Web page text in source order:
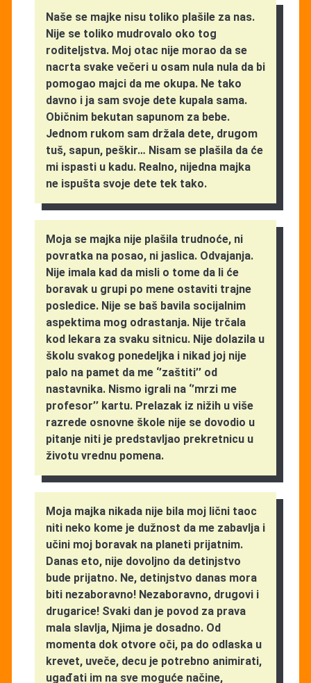
Naše se majke nisu toliko plašile za nas.
Nije se toliko mudrovalo oko tog
roditeljstva. Moj otac nije morao da se
nacrta svake večeri u osam nula nula da bi
pomogao majci da me okupa. Ne tako
davno i ja sam svoje dete kupala sama.
Običnim bekutan sapunom za bebe.
Jednom rukom sam držala dete, drugom
tuš, sapun, peškir… Nisam se plašila da će
mi ispasti u kadu. Realno, nijedna majka
ne ispušta svoje dete tek tako.
Moja se majka nije plašila trudnoće, ni
povratka na posao, ni jaslica. Odvajanja.
Nije imala kad da misli o tome da li će
boravak u grupi po mene ostaviti trajne
posledice. Nije se baš bavila socijalnim
aspektima mog odrastanja. Nije trčala
kod lekara za svaku sitnicu. Nije dolazila u
školu svakog ponedeljka i nikad joj nije
palo na pamet da me ‘’zaštiti’’ od
nastavnika. Nismo igrali na ‘’mrzi me
profesor’’ kartu. Prelazak iz nižih u više
razrede osnovne škole nije se dovodio u
pitanje niti je predstavljao prekretnicu u
životu vrednu pomena.
Moja majka nikada nije bila moj lični taoc
niti neko kome je dužnost da me zabavlja i
učini moj boravak na planeti prijatnim.
Danas eto, nije dovoljno da detinjstvo
bude prijatno. Ne, detinjstvo danas mora
biti nezaboravno! Nezaboravno, drugovi i
drugarice! Svaki dan je povod za prava
mala slavlja, Njima je dosadno. Od
momenta dok otvore oči, pa do odlaska u
krevet, uveče, decu je potrebno animirati,
ugađati im na sve moguće načine,